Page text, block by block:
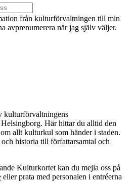
från kulturförvaltningen till min
avprenumerera när jag själv väljer.
kulturförvaltningens
Här hittar du alltid den
allt kulturkul som händer i staden.
historia till författarsamtal och
Kulturkortet kan du mejla oss på
eller prata med personalen i entréerna